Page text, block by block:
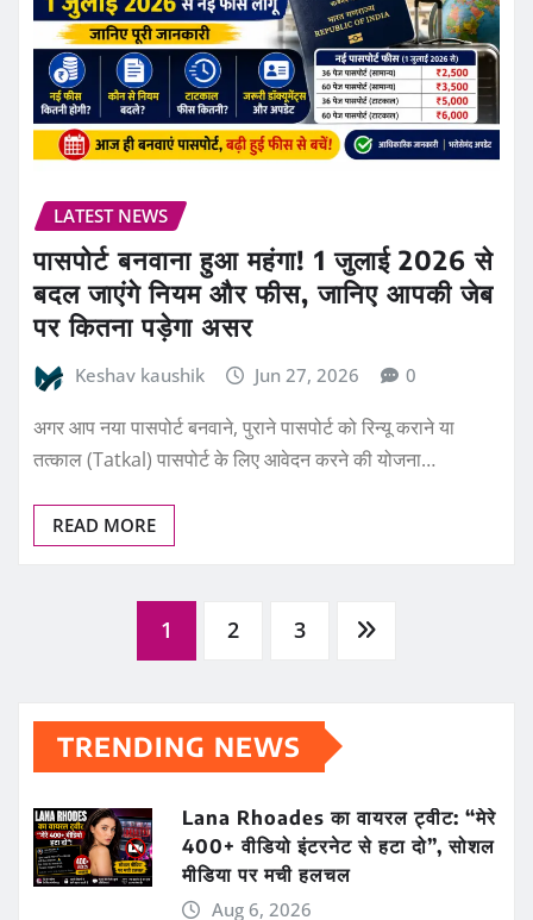
LATEST NEWS
पासपोर्ट बनवाना हुआ महंगा! 1 जुलाई 2026 से
बदल जाएंगे नियम और फीस, जानिए आपकी जेब
पर कितना पड़ेगा असर
Keshav kaushik Jun 27, 2026 0
अगर आप नया पासपोर्ट बनवाने, पुराने पासपोर्ट को रिन्यू कराने या
तत्काल (Tatkal) पासपोर्ट के लिए आवेदन करने की योजना…
READ MORE
pagination
1 2 3
TRENDING NEWS
Lana Rhoades का वायरल ट्वीट: “मेरे
400+ वीडियो इंटरनेट से हटा दो”, सोशल
मीडिया पर मची हलचल
Aug 6, 2026